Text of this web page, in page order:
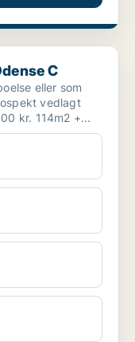
C
eller som
kr. 114m2 +...